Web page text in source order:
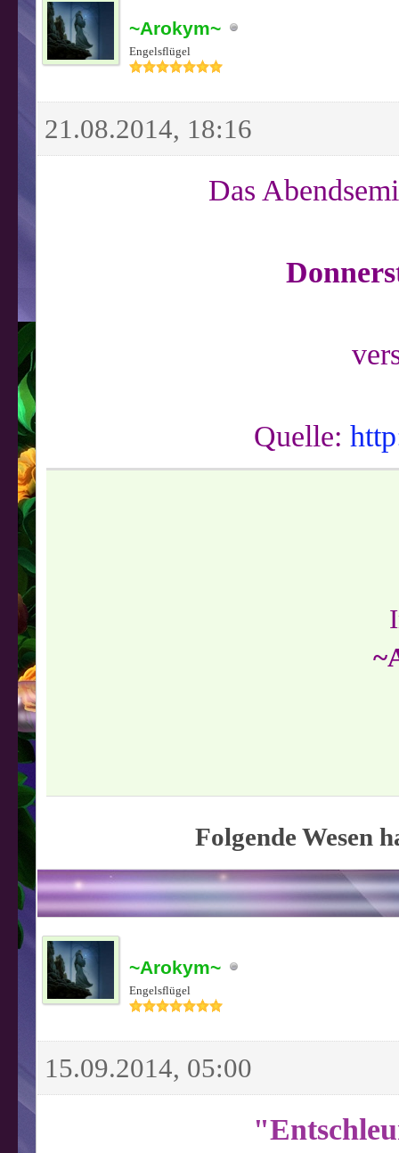
~Arokym~
Engelsflügel
21.08.2014, 18:16
Das
Quelle:
Folgende Wesen
~Arokym~
Engelsflügel
15.09.2014, 05:00